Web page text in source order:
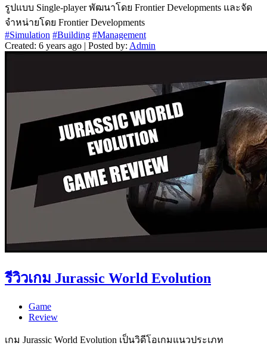
รูปแบบ Single-player พัฒนาโดย Frontier Developments และจัด
จำหน่ายโดย Frontier Developments
#Simulation #Building #Management
Created: 6 years ago | Posted by: Admin
รีวิวเกม Jurassic World Evolution
Game
Review
เกม Jurassic World Evolution เป็นวิดีโอเกมแนวประเภท